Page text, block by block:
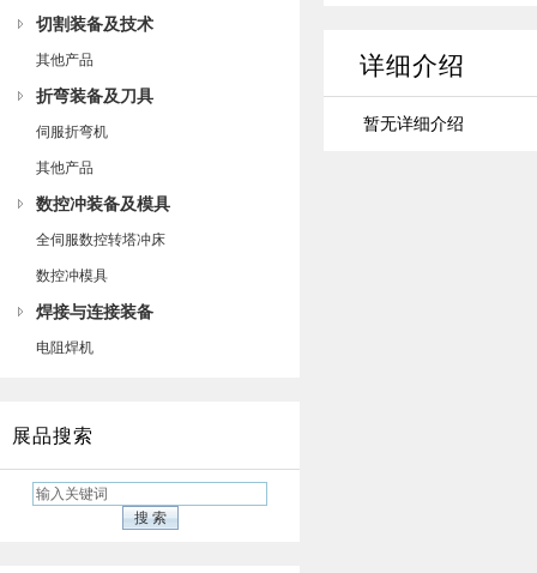
切割装备及技术
其他产品
折弯装备及刀具
伺服折弯机
其他产品
数控冲装备及模具
全伺服数控转塔冲床
数控冲模具
焊接与连接装备
电阻焊机
展品搜索
详细介绍
暂无详细介绍